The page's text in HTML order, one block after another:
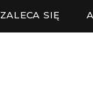
ZALECA SIĘ